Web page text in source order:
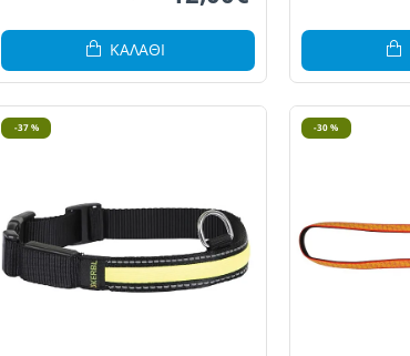
ΚΑΛΆΘΙ
-37 % -30 %